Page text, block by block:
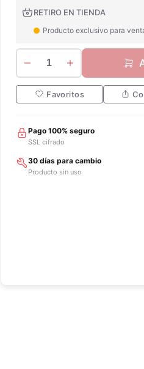
RETIRO EN TIENDA
Producto exclusivo para
1
Favoritos
Pago 100% seguro
SSL cifrado
30 días para cambio
Producto sin uso